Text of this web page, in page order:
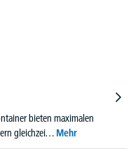
bieten maximalen
gleichzei… Mehr